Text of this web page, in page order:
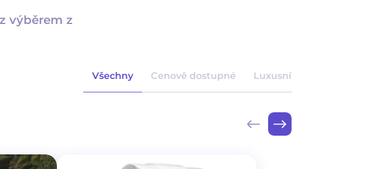
výběrem z
Všechny Cenově dostupné Luxusní